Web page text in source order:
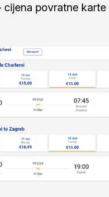
cijena povratne